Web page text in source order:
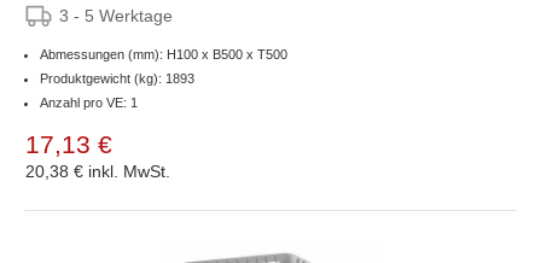
3 - 5 Werktage
Abmessungen (mm): H100 x B500 x T500
Produktgewicht (kg): 1893
Anzahl pro VE: 1
17,13 €
20,38 € inkl. MwSt.